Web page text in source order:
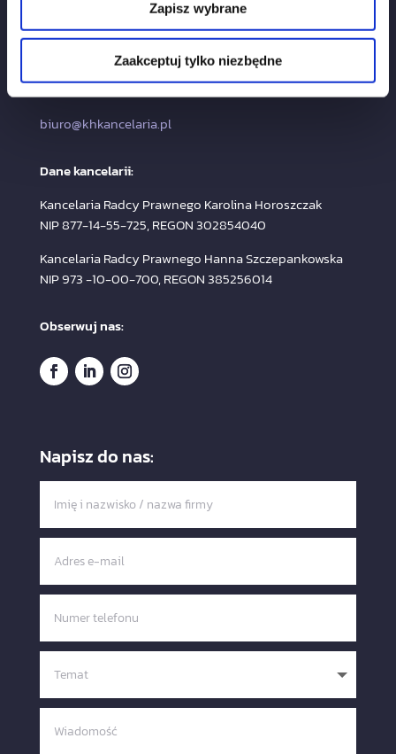
Zapisz wybrane
Zaakceptuj tylko niezbędne
Kontakt:
+48 505 906 670
+48 509 641 175
biuro@khkancelaria.pl
Dane kancelarii:
Kancelaria Radcy Prawnego Karolina Horoszczak
NIP 877-14-55-725, REGON 302854040
Kancelaria Radcy Prawnego Hanna Szczepankowska
NIP 973 -10-00-700, REGON 385256014
Obserwuj nas:
Napisz do nas: